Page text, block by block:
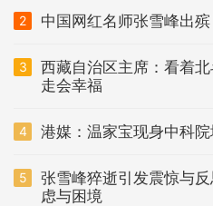
2 中国网红名师张雪峰出
3
西藏自治区主席：看着
走会幸福
4 港媒：温家宝现身中科
5
张雪峰猝逝引发震惊与
虑与困境